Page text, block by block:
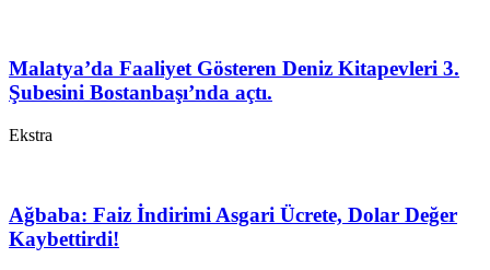
Malatya’da Faaliyet Gösteren Deniz Kitapevleri 3.
Şubesini Bostanbaşı’nda açtı.
Ekstra
Ağbaba: Faiz İndirimi Asgari Ücrete, Dolar Değer
Kaybettirdi!